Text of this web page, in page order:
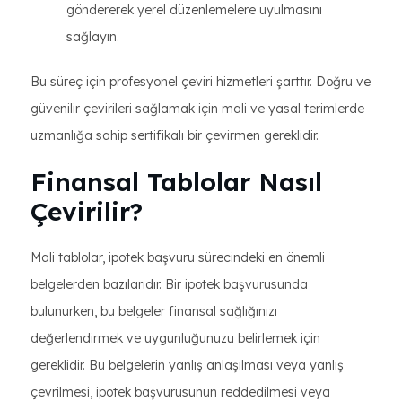
göndererek yerel düzenlemelere uyulmasını
sağlayın.
Bu süreç için profesyonel çeviri hizmetleri şarttır. Doğru ve
güvenilir çevirileri sağlamak için mali ve yasal terimlerde
uzmanlığa sahip sertifikalı bir çevirmen gereklidir.
Finansal Tablolar Nasıl
Çevirilir?
Mali tablolar, ipotek başvuru sürecindeki en önemli
belgelerden bazılarıdır. Bir ipotek başvurusunda
bulunurken, bu belgeler finansal sağlığınızı
değerlendirmek ve uygunluğunuzu belirlemek için
gereklidir. Bu belgelerin yanlış anlaşılması veya yanlış
çevrilmesi, ipotek başvurusunun reddedilmesi veya